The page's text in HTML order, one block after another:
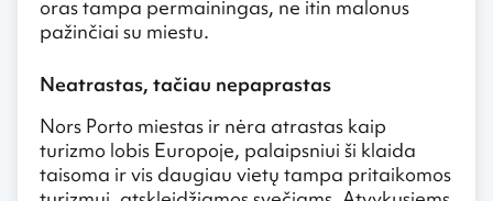
oras tampa permainingas, ne itin malonus
pažinčiai su miestu.
Neatrastas, tačiau nepaprastas
Nors Porto miestas ir nėra atrastas kaip
turizmo lobis Europoje, palaipsniui ši klaida
taisoma ir vis daugiau vietų tampa pritaikomos